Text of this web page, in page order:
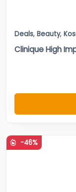
Deals, Beauty,
Clinique High
-46%